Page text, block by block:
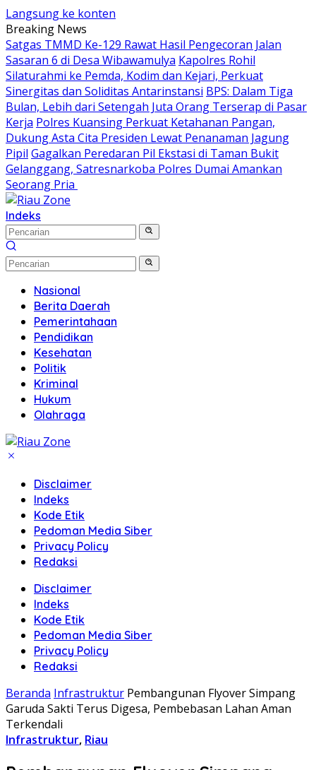
Langsung ke konten
Breaking News
Satgas TMMD Ke-129 Rawat Hasil Pengecoran Jalan
Sasaran 6 di Desa Wibawamulya Kapolres Rohil
Silaturahmi ke Pemda, Kodim dan Kejari, Perkuat
Sinergitas dan Soliditas Antarinstansi BPS: Dalam Tiga
Bulan, Lebih dari Setengah Juta Orang Terserap di Pasar
Kerja Polres Kuansing Perkuat Ketahanan Pangan,
Dukung Asta Cita Presiden Lewat Penanaman Jagung
Pipil Gagalkan Peredaran Pil Ekstasi di Taman Bukit
Gelanggang, Satresnarkoba Polres Dumai Amankan
Seorang Pria
Indeks
Nasional
Berita Daerah
Pemerintahaan
Pendidikan
Kesehatan
Politik
Kriminal
Hukum
Olahraga
Disclaimer
Indeks
Kode Etik
Pedoman Media Siber
Privacy Policy
Redaksi
Disclaimer
Indeks
Kode Etik
Pedoman Media Siber
Privacy Policy
Redaksi
Beranda Infrastruktur Pembangunan Flyover Simpang
Garuda Sakti Terus Digesa, Pembebasan Lahan Aman
Terkendali
Infrastruktur, Riau